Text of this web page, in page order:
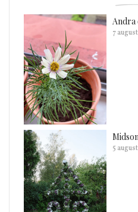
Andra
7
5